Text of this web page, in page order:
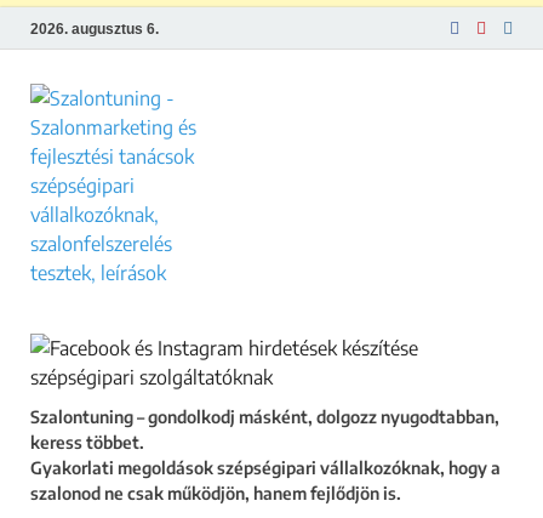
2026. augusztus 6.
Szalontuning – gondolkodj másként, dolgozz nyugodtabban,
keress többet.
Gyakorlati megoldások szépségipari vállalkozóknak, hogy a
szalonod ne csak működjön, hanem fejlődjön is.